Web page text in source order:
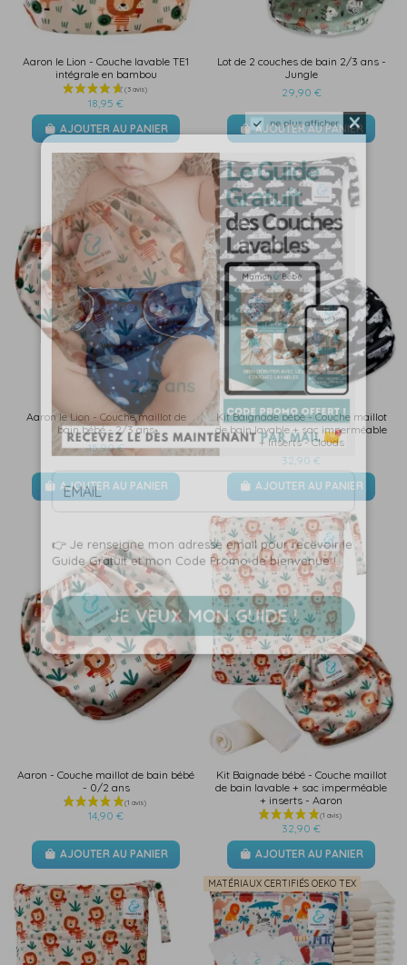
Aaron le Lion - Couche lavable TE1
intégrale en bambou
18,95 €
AJOUTER AU PANIER
Lot de 2 couches de bain 2/3 ans -
Jungle
29,90 €
AJOUTER AU PANIER
Aaron le Lion - Couche maillot de
bain bébé - 2/3 ans
15,90 €
AJOUTER AU PANIER
Kit Baignade bébé - Couche maillot
de bain lavable + sac imperméable
+ inserts - Clouds
32,90 €
AJOUTER AU PANIER
Aaron - Couche maillot de bain bébé
- 0/2 ans
14,90 €
AJOUTER AU PANIER
Kit Baignade bébé - Couche maillot
de bain lavable + sac imperméable
+ inserts - Aaron
32,90 €
AJOUTER AU PANIER
MATÉRIAUX CERTIFIÉS OEKO TEX
ne plus afficher
👉 Je renseigne mon adresse email pour recevoir le
Guide Gratuit et mon Code Promo de bienvenue !
JE VEUX MON GUIDE !